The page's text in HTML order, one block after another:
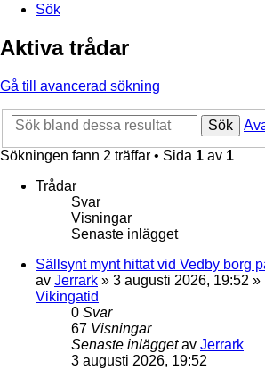
Sök
Aktiva trådar
Gå till avancerad sökning
Sök
Sökningen fann 2 träffar • Sida 1 av 1
Trådar
Svar
Visningar
Senaste inlägget
Sällsynt mynt hittat vid Vedby borg
av Jerrark » 3 augusti 2026, 19:52 »
Vikingatid
0 Svar
67 Visningar
Senaste inläggetav Jerrark
3 augusti 2026, 19:52